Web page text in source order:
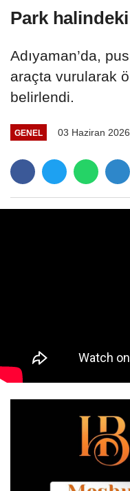
Park halindeki
Adıyaman’da,
araçta vurularak
belirlendi.
GENEL 03 Haziran